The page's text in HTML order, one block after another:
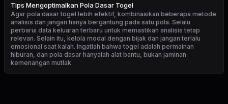
Tips Mengoptimalkan Pola Dasar Togel
Agar pola dasar togel lebih efektif, kombinasikan beberapa metode
analisis dan jangan hanya bergantung pada satu pola. Selalu
perbarui data keluaran terbaru untuk memastikan analisis tetap
relevan. Selain itu, kelola modal dengan bijak dan jangan terlalu
emosional saat kalah. Ingatlah bahwa togel adalah permainan
hiburan, dan pola dasar hanyalah alat bantu, bukan jaminan
kemenangan mutlak